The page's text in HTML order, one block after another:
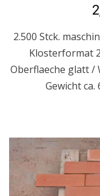
2.500 Stck.
Klosterformat
Oberflaeche glatt /
Gewicht ca.